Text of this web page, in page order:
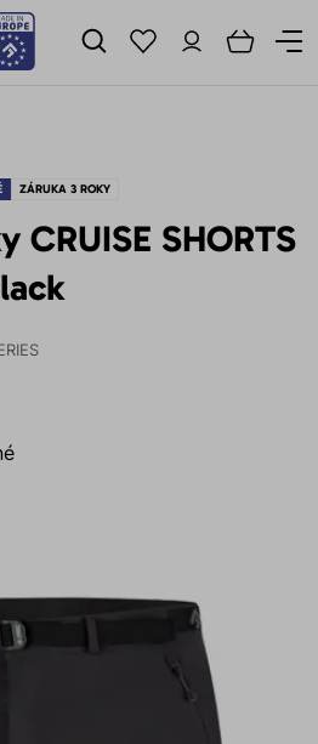
ZÁRUKA 3 ROKY
CRUISE SHORTS